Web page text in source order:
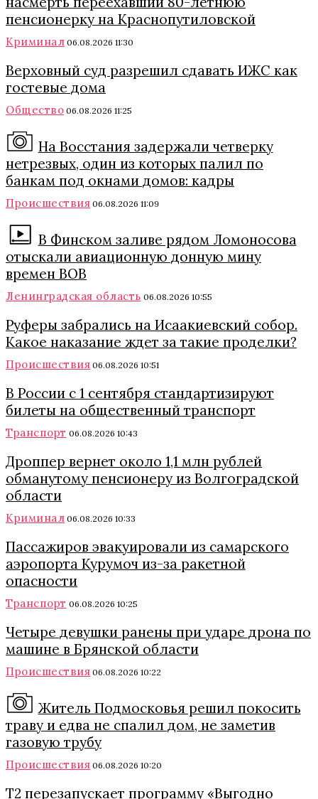
пенсионерку на Краснопутиловской
Криминал 06.08.2026 11:30
Верховный суд разрешил сдавать ИЖС как
гостевые дома
Общество 06.08.2026 11:25
На Восстания задержали четверку
нетрезвых, один из которых палил по
банкам под окнами домов: кадры
Происшествия 06.08.2026 11:09
В Финском заливе рядом Ломоносова
отыскали авиационную донную мину
времен ВОВ
Ленинградская область 06.08.2026 10:55
Руферы забрались на Исаакиевский собор.
Какое наказание ждет за такие проделки?
Происшествия 06.08.2026 10:51
В России с 1 сентября стандартизируют
билеты на общественный транспорт
Транспорт 06.08.2026 10:43
Дроппер вернет около 1,1 млн рублей
обманутому пенсионеру из Волгоградской
области
Криминал 06.08.2026 10:33
Пассажиров эвакуировали из самарского
аэропорта Курумоч из-за ракетной
опасности
Транспорт 06.08.2026 10:25
Четыре девушки ранены при ударе дрона по
машине в Брянской области
Происшествия 06.08.2026 10:22
Житель Подмосковья решил покосить
траву и едва не спалил дом, не заметив
газовую трубу
Происшествия 06.08.2026 10:20
Т2 перезапускает программу «Выгодно